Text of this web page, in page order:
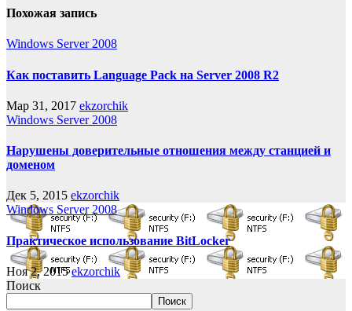
Похожая запись
Windows Server 2008
Как поставить Language Pack на Server 2008 R2
Мар 31, 2017 ekzorchik
Windows Server 2008
Нарушены доверительные отношения между станцией и
доменом
Дек 5, 2015 ekzorchik
Windows Server 2008
Практическое использование BitLocker
Ноя 2, 2015ekzorchik
Поиск
Поиск